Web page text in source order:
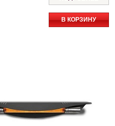
В КОРЗИНУ